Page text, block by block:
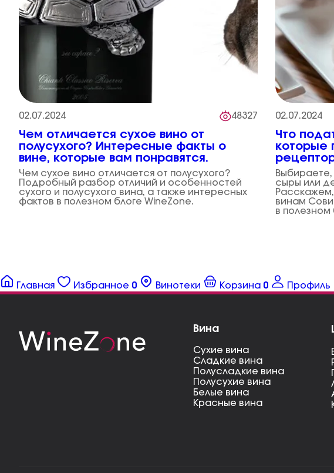
02.07.2024 48327
Чем отличается сухое вино от
полусухого? Интересные факты о
вине, которые вам понравятся.
Чем сухое вино отличается от полусухого?
Подробный разбор отличий и особенностей
сухого и полусухого вина, а также интересных
фактов в полезном блоге WineZone.
02.07.2024
Что
которые
Выбираете,
сыры или
Расскажем,
винам
в полезном
Главная Избранное 0 Винотеки Корзина 0 Профиль
Вина
Сухие вина
Сладкие вина
Полусладкие вина
Полусухие вина
Белые вина
Красные вина